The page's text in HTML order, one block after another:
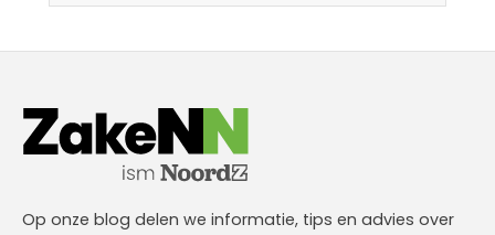
Op onze blog delen we informatie, tips en advies over